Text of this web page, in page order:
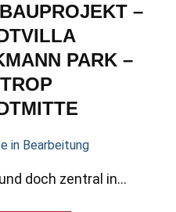
–
PARK –
in Bearbeitung
doch zentral in…